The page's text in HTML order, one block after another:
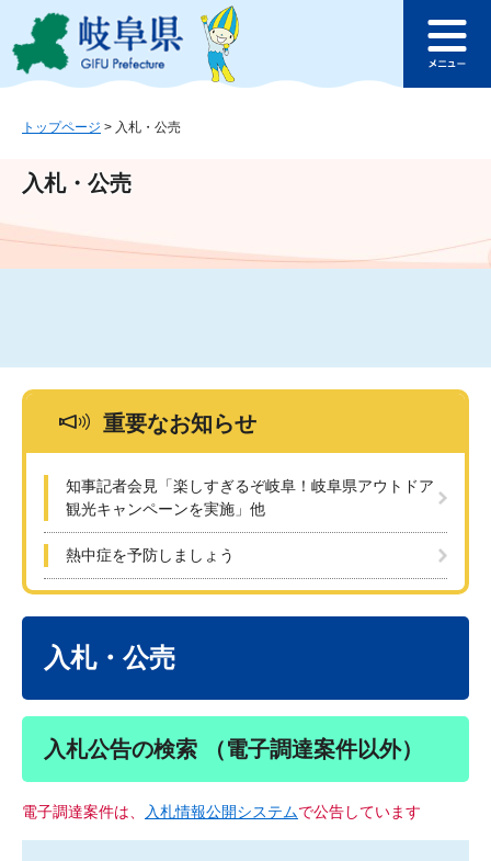
ジ
ュ
文
このページの本文へ
ュ
トップページ > 入札・公売
入札・公売
重要なお知らせ
知事記者会見「楽しすぎるぞ岐阜！岐阜県アウトドア
観光キャンペーンを実施」他
熱中症を予防しましょう
入札・公売
入札公告の検索 （電子調達案件以外）
電子調達案件は、 入札情報公開システムで公告しています